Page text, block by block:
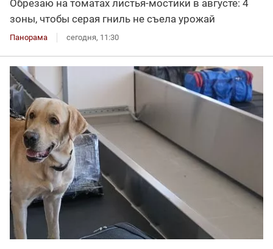
Обрезаю на томатах листья-мостики в августе: 4
зоны, чтобы серая гниль не съела урожай
Панорама сегодня, 11:30